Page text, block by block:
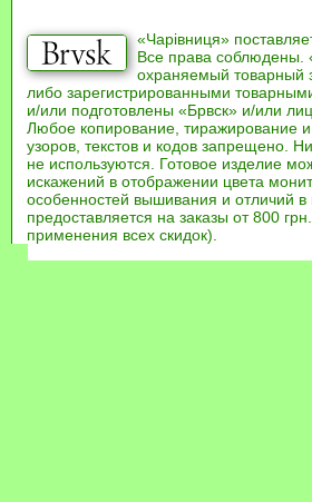
«Чарівниця»
Все права соблюдены.
охраняемый товарный
либо зарегистрированными
и/или подготовлены «Брвск» и/или
Любое копирование, тиражирование
узоров, текстов и кодов запрещено.
не используются. Готовое изделие
искажений в отображении цвета
особенностей вышивания и отличий
предоставляется на заказы от 800
применения всех скидок).